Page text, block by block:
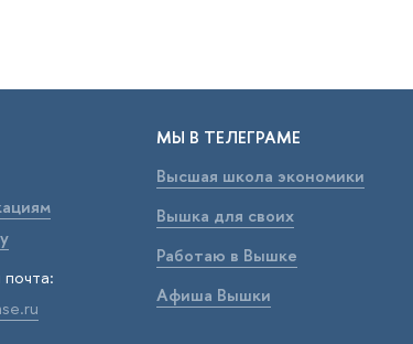
МЫ В ТЕЛЕГРАМЕ
Высшая школа экономики
Вышка для своих
Работаю в Вышке
Афиша Вышки